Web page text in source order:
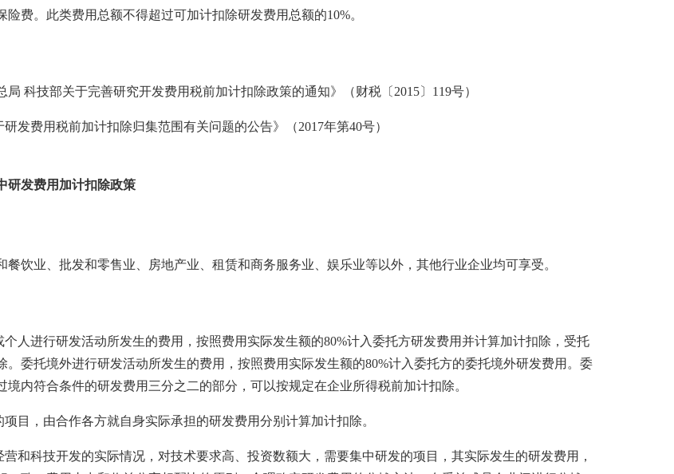
险费。此类费用总额不得超过可加计扣除研发费用总额的10%。
局 科技部关于完善研究开发费用税前加计扣除政策的通知》（财税〔2015〕119号）
发费用税前加计扣除归集范围有关问题的公告》（2017年第40号）
研发费用加计扣除政策
餐饮业、批发和零售业、房地产业、租赁和商务服务业、娱乐业等以外，其他行业企业均可享受。
个人进行研发活动所发生的费用，按照费用实际发生额的80%计入委托方研发费用并计算加计扣除，受托
。委托境外进行研发活动所发生的费用，按照费用实际发生额的80%计入委托方的委托境外研发费用。委
境内符合条件的研发费用三分之二的部分，可以按规定在企业所得税前加计扣除。
目，由合作各方就自身实际承担的研发费用分别计算加计扣除。
和科技开发的实际情况，对技术要求高、投资数额大，需要集中研发的项目，其实际发生的研发费用，